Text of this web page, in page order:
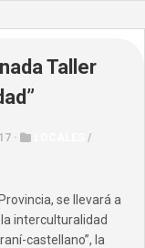
Taller
·
/
se llevará a
interculturalidad
castellano”, la